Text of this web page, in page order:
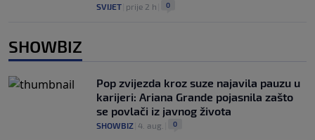
SVIJET prije 2 h 0
SHOWBIZ
Pop zvijezda kroz suze najavila pauzu u
karijeri: Ariana Grande pojasnila zašto
se povlači iz javnog života
SHOWBIZ 4. aug. 0